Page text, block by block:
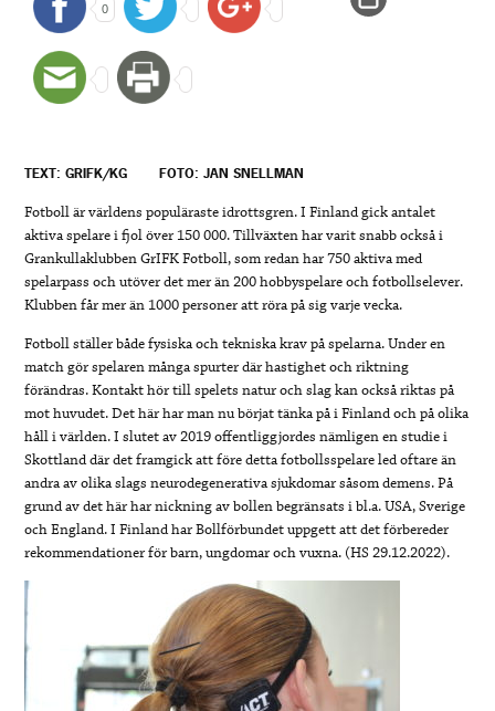
0
TEXT: GRIFK/KG FOTO: JAN SNELLMAN
Fotboll är världens populäraste idrottsgren. I Finland gick antalet
aktiva spelare i fjol över 150 000. Tillväxten har varit snabb också i
Grankullaklubben GrIFK Fotboll, som redan har 750 aktiva med
spelarpass och utöver det mer än 200 hobbyspelare och fotbollselever.
Klubben får mer än 1000 personer att röra på sig varje vecka.
Fotboll ställer både fysiska och tekniska krav på spelarna. Under en
match gör spelaren många spurter där hastighet och riktning
förändras. Kontakt hör till spelets natur och slag kan också riktas på
mot huvudet. Det här har man nu börjat tänka på i Finland och på olika
håll i världen. I slutet av 2019 offentliggjordes nämligen en studie i
Skottland där det framgick att före detta fotbollsspelare led oftare än
andra av olika slags neurodegenerativa sjukdomar såsom demens. På
grund av det här har nickning av bollen begränsats i bl.a. USA, Sverige
och England. I Finland har Bollförbundet uppgett att det förbereder
rekommendationer för barn, ungdomar och vuxna. (HS 29.12.2022).